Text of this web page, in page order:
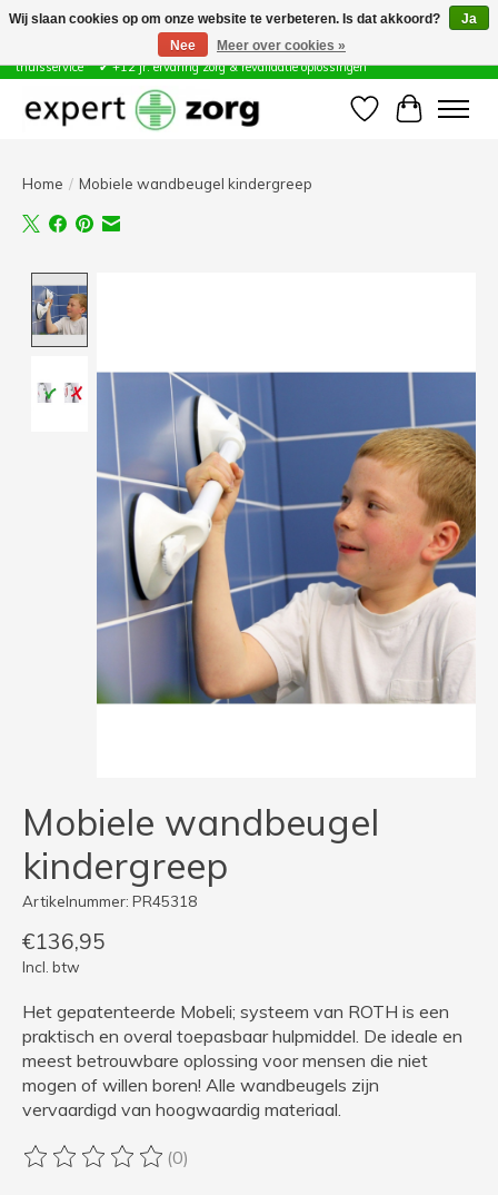
Zorg & Revalidatie Hulpmiddelen ✔ Eigen technische dienst &
thuisservice* ✔ +12 jr. ervaring zorg & revalidatie oplossingen
Verlanglijst
Home / Mobiele wandbeugel kindergreep
Mobiele wandbeugel
kindergreep
Artikelnummer: PR45318
€136,95
Incl. btw
Het gepatenteerde Mobeli; systeem van ROTH is een
praktisch en overal toepasbaar hulpmiddel. De ideale en
meest betrouwbare oplossing voor mensen die niet
mogen of willen boren! Alle wandbeugels zijn
vervaardigd van hoogwaardig materiaal.
De beoordeling van dit product is
(0)
Wij slaan cookies op om onze website te verbeteren. Is dat akkoord?
Ja
Nee
Meer over cookies »